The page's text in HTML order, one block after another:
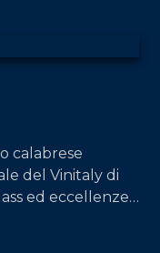
calabrese
del Vinitaly di
ed eccellenze